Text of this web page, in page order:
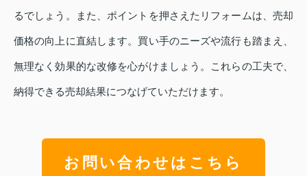
るでしょう。また、ポイントを押さえたリフォームは、売却
価格の向上に直結します。買い手のニーズや流行も踏まえ、
無理なく効果的な改修を心がけましょう。これらの工夫で、
納得できる売却結果につなげていただけます。
お問い合わせはこちら